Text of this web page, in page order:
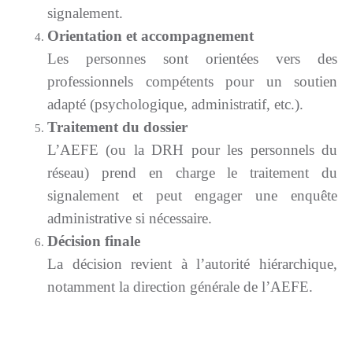
signalement.
Orientation et accompagnement
Les personnes sont orientées vers des
professionnels compétents pour un soutien
adapté (psychologique, administratif, etc.).
Traitement du dossier
L’AEFE (ou la DRH pour les personnels du
réseau) prend en charge le traitement du
signalement et peut engager une enquête
administrative si nécessaire.
Décision finale
La décision revient à l’autorité hiérarchique,
notamment la direction générale de l’AEFE.